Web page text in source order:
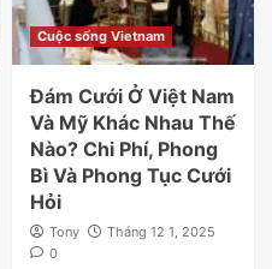
Cuộc sống Vietnam
Đám Cưới Ở Việt Nam
Và Mỹ Khác Nhau Thế
Nào? Chi Phí, Phong
Bì Và Phong Tục Cưới
Hỏi
Tony
Tháng 12 1, 2025
0